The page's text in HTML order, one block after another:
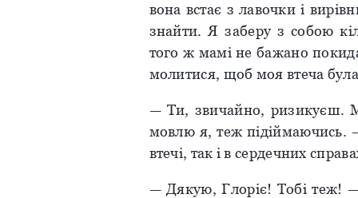
вона встає з лавочки і
знайти. Я заберу з собою
того ж мамі не бажано
молитися, щоб моя втеча
— Ти, звичайно, ризикуєш.
мовлю я, теж підіймаючись.
втечі, так і в сердечних
— Дякую, Глоріє! Тобі теж!